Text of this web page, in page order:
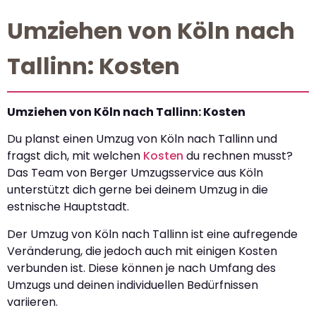
Umziehen von Köln nach
Tallinn: Kosten
Umziehen von Köln nach Tallinn: Kosten
Du planst einen Umzug von Köln nach Tallinn und
fragst dich, mit welchen Kosten du rechnen musst?
Das Team von Berger Umzugsservice aus Köln
unterstützt dich gerne bei deinem Umzug in die
estnische Hauptstadt.
Der Umzug von Köln nach Tallinn ist eine aufregende
Veränderung, die jedoch auch mit einigen Kosten
verbunden ist. Diese können je nach Umfang des
Umzugs und deinen individuellen Bedürfnissen
variieren.